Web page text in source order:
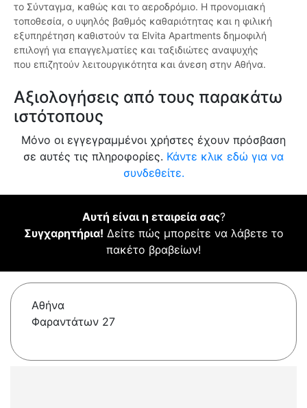
το Σύνταγμα, καθώς και το αεροδρόμιο. Η προνομιακή
τοποθεσία, ο υψηλός βαθμός καθαριότητας και η φιλική
εξυπηρέτηση καθιστούν τα Elvita Apartments δημοφιλή
επιλογή για επαγγελματίες και ταξιδιώτες αναψυχής
που επιζητούν λειτουργικότητα και άνεση στην Αθήνα.
Αξιολογήσεις από τους παρακάτω
ιστότοπους
Μόνο οι εγγεγραμμένοι χρήστες έχουν πρόσβαση
σε αυτές τις πληροφορίες. Κάντε κλικ εδώ για να
συνδεθείτε.
Αυτή είναι η εταιρεία σας?
Συγχαρητήρια! Δείτε πώς μπορείτε να λάβετε το
πακέτο βραβείων!
Αθήνα
Φαραντάτων 27